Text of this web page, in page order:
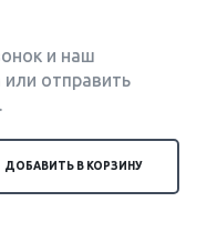
и наш
отправить
ДОБАВИТЬ В КОРЗИНУ